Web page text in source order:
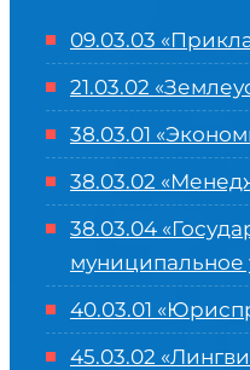
09.03.03
21.03.02
38.03.01
38.03.02
38.03.04
муниципальное
40.03.01
45.03.02